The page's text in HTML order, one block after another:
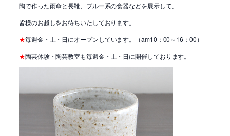
陶で作った雨傘と長靴、ブルー系の食器などを展示して、
皆様のお越しをお待ちいたしております。
★毎週金・土・日にオープンしています。（am10：00～16：00）
★陶芸体験・陶芸教室も毎週金・土・日に開催しております。